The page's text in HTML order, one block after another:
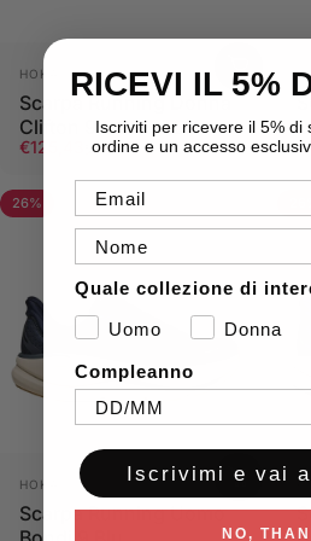
Fornitore:
HOKA
Scarpa Running Donna
Clifton 9 GORE-TEX
Prezzo scontato
€125,43
Prezzo di listino
€169,50
26%
Fornitore:
HOKA
Scarpa Running Uomo
RICEVI IL 5%
Iscriviti per ricevere il 5% di
ordine e un accesso
Email
Nome
Quale collezione di
Uomo
Donna
Compleanno
Iscrivimi e vai
NO,